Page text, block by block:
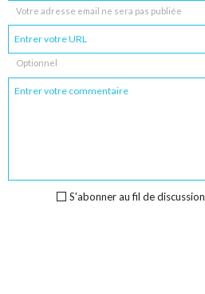
Votre adresse email ne sera pas publiée
Optionnel
S'abonner au fil de discussion